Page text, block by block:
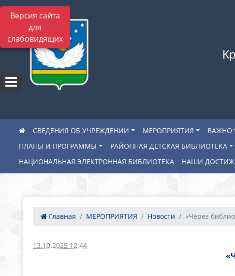
Версия сайта
для
слабовидящих
СВЕДЕНИЯ ОБ УЧРЕЖДЕНИИ МЕРОПРИЯТИЯ ВАЖНО
ПЛАНЫ И ПРОГРАММЫ
РАЙОННАЯ ДЕТСКАЯ БИБЛИОТЕКА
НАЦИОНАЛЬНАЯ ЭЛЕКТРОННАЯ БИБЛИОТЕКА
НАШИ
Главная МЕРОПРИЯТИЯ Новости «Через
13.10.2025 12:44